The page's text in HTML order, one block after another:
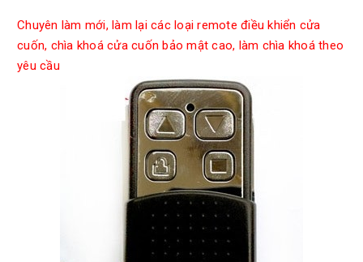
Chuyên làm mới, làm lại các loại remote điều khiển cửa
cuốn, chìa khoá cửa cuốn bảo mật cao, làm chìa khoá theo
yêu cầu